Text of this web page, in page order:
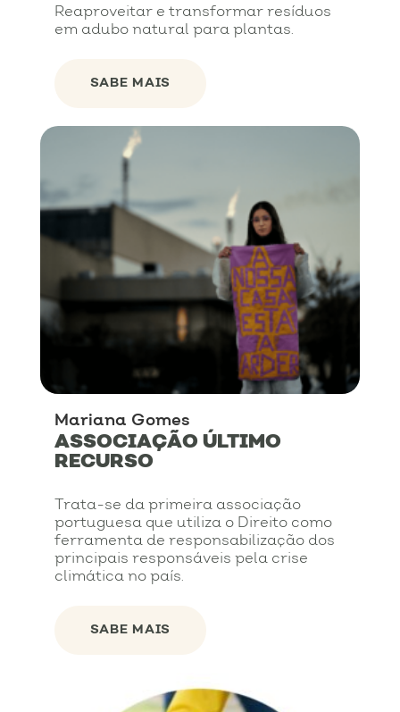
Reaproveitar e transformar resíduos
em adubo natural para plantas.
SABE MAIS
Mariana Gomes
ASSOCIAÇÃO ÚLTIMO
RECURSO
Trata-se da primeira associação
portuguesa que utiliza o Direito como
ferramenta de responsabilização dos
principais responsáveis pela crise
climática no país.
SABE MAIS